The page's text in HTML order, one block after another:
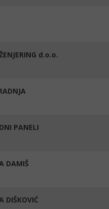
d.o.o.
PANELI
DAMIŠ
DIŠKOVIĆ